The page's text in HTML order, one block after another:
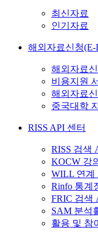
최신자료
인기자료
해외자료신청(E-
해외자료
비용지원
해외자료
중국대학
RISS API 센터
RISS 검색
KOCW 강
WILL 연계
Rinfo 통계
FRIC 검색
SAM 분석
활용 및 참